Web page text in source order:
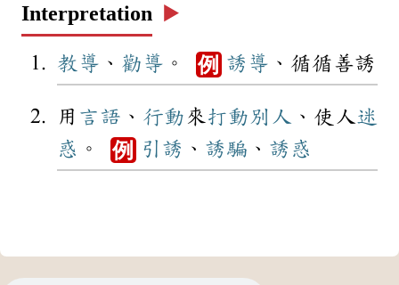
Interpretation ▶️
教導 、 勸導 。 例 誘導 、循循善誘
用 言語 、 行動 來打動 別人 、使人 迷
惑 。 例 引誘 、 誘騙 、 誘惑